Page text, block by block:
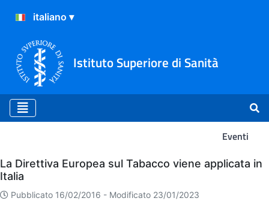
Istituto Superiore di Sanità
Eventi
Eventi
La Direttiva Europea sul Tabacco viene applicata in
Italia
Pubblicato 16/02/2016 - Modificato 23/01/2023